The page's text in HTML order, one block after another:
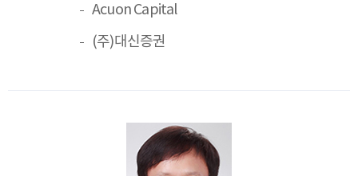
Acuon Capital
(주)대신증권